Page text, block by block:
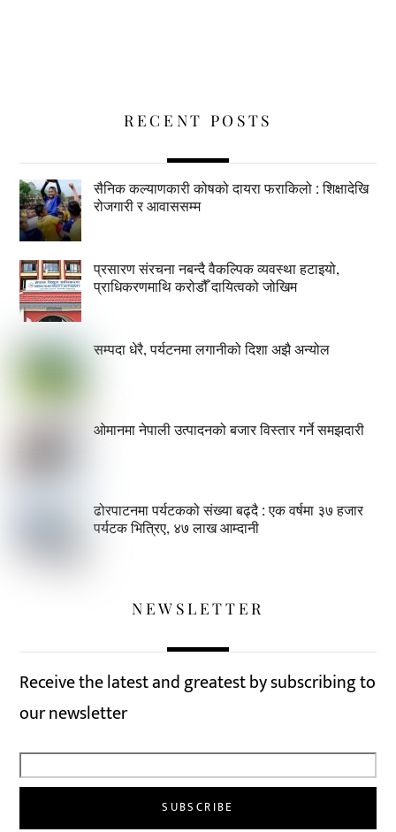
RECENT POSTS
सैनिक कल्याणकारी कोषको दायरा फराकिलो : शिक्षादेखि
रोजगारी र आवाससम्म
प्रसारण संरचना नबन्दै वैकल्पिक व्यवस्था हटाइयो,
प्राधिकरणमाथि करोडौँ दायित्वको जोखिम
सम्पदा धेरै, पर्यटनमा लगानीको दिशा अझै अन्योल
ओमानमा नेपाली उत्पादनको बजार विस्तार गर्ने समझदारी
ढोरपाटनमा पर्यटकको संख्या बढ्दै : एक वर्षमा ३७ हजार
पर्यटक भित्रिए, ४७ लाख आम्दानी
NEWSLETTER
Receive the latest and greatest by subscribing to
our newsletter